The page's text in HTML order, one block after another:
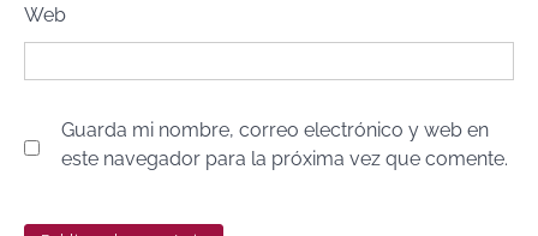
Web
Guarda mi nombre, correo electrónico y web en
este navegador para la próxima vez que comente.